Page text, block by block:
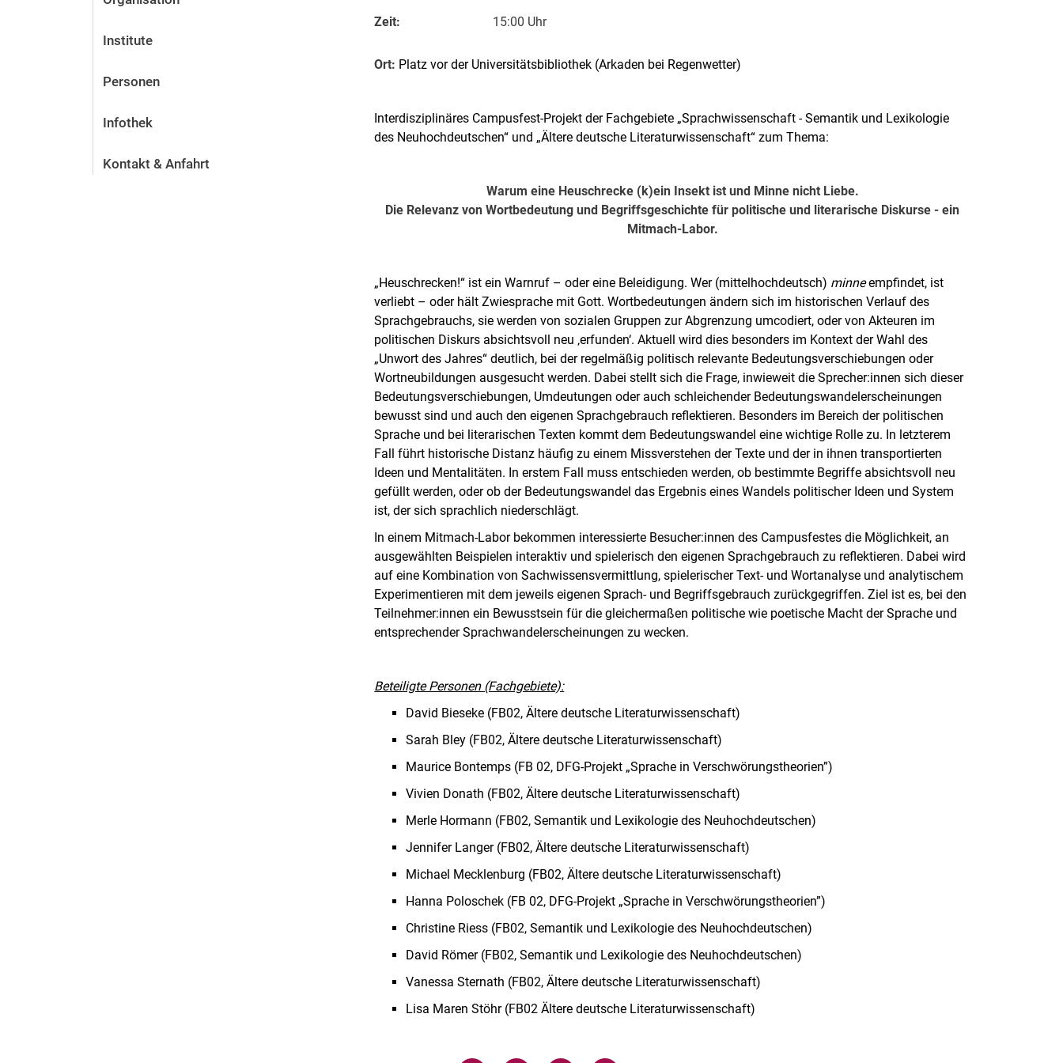
Institute
Personen
Infothek
Kontakt & Anfahrt
Zeit:
15:00 Uhr
Ort: Platz vor der Universitätsbibliothek (Arkaden bei Regenwetter)
Interdisziplinäres Campusfest-Projekt der Fachgebiete „Sprachwissenschaft - Semantik und Lexikologie
des Neuhochdeutschen“ und „Ältere deutsche Literaturwissenschaft“ zum Thema:
Warum eine Heuschrecke (k)ein Insekt ist und Minne nicht Liebe.
Die Relevanz von Wortbedeutung und Begriffsgeschichte für politische und literarische Diskurse - ein
Mitmach-Labor.
„Heuschrecken!“ ist ein Warnruf – oder eine Beleidigung. Wer (mittelhochdeutsch) minneempfindet, ist
verliebt – oder hält Zwiesprache mit Gott. Wortbedeutungen ändern sich im historischen Verlauf des
Sprachgebrauchs, sie werden von sozialen Gruppen zur Abgrenzung umcodiert, oder von Akteuren im
politischen Diskurs absichtsvoll neu ‚erfunden‘. Aktuell wird dies besonders im Kontext der Wahl des
„Unwort des Jahres“ deutlich, bei der regelmäßig politisch relevante Bedeutungsverschiebungen oder
Wortneubildungen ausgesucht werden. Dabei stellt sich die Frage, inwieweit die Sprecher:innen sich dieser
Bedeutungsverschiebungen, Umdeutungen oder auch schleichender Bedeutungswandelerscheinungen
bewusst sind und auch den eigenen Sprachgebrauch reflektieren. Besonders im Bereich der politischen
Sprache und bei literarischen Texten kommt dem Bedeutungswandel eine wichtige Rolle zu. In letzterem
Fall führt historische Distanz häufig zu einem Missverstehen der Texte und der in ihnen transportierten
Ideen und Mentalitäten. In erstem Fall muss entschieden werden, ob bestimmte Begriffe absichtsvoll neu
gefüllt werden, oder ob der Bedeutungswandel das Ergebnis eines Wandels politischer Ideen und System
ist, der sich sprachlich niederschlägt.
In einem Mitmach-Labor bekommen interessierte Besucher:innen des Campusfestes die Möglichkeit, an
ausgewählten Beispielen interaktiv und spielerisch den eigenen Sprachgebrauch zu reflektieren. Dabei wird
auf eine Kombination von Sachwissensvermittlung, spielerischer Text- und Wortanalyse und analytischem
Experimentieren mit dem jeweils eigenen Sprach- und Begriffsgebrauch zurückgegriffen. Ziel ist es, bei den
Teilnehmer:innen ein Bewusstsein für die gleichermaßen politische wie poetische Macht der Sprache und
entsprechender Sprachwandelerscheinungen zu wecken.
Beteiligte Personen (Fachgebiete):
David Bieseke (FB02, Ältere deutsche Literaturwissenschaft)
Sarah Bley (FB02, Ältere deutsche Literaturwissenschaft)
Maurice Bontemps (FB 02, DFG-Projekt „Sprache in Verschwörungstheorien”)
Vivien Donath (FB02, Ältere deutsche Literaturwissenschaft)
Merle Hormann (FB02, Semantik und Lexikologie des Neuhochdeutschen)
Jennifer Langer (FB02, Ältere deutsche Literaturwissenschaft)
Michael Mecklenburg (FB02, Ältere deutsche Literaturwissenschaft)
Hanna Poloschek (FB 02, DFG-Projekt „Sprache in Verschwörungstheorien”)
Christine Riess (FB02, Semantik und Lexikologie des Neuhochdeutschen)
David Römer (FB02, Semantik und Lexikologie des Neuhochdeutschen)
Vanessa Sternath (FB02, Ältere deutsche Literaturwissenschaft)
Lisa Maren Stöhr (FB02 Ältere deutsche Literaturwissenschaft)